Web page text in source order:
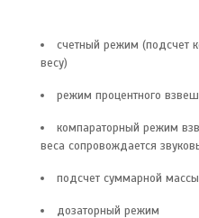
счетный режим (подсчет
весу)
режим процентного
компараторный режим
веса сопровождается
подсчет суммарной
дозаторный режим